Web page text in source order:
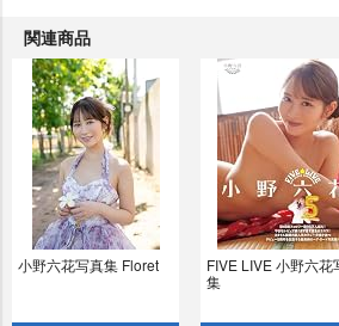
関連商品
小野六花写真集 Floret
FIVE LIVE 小野六花
集